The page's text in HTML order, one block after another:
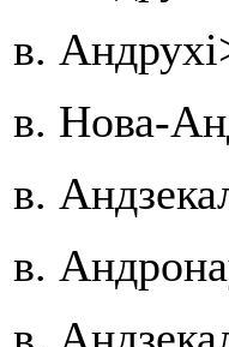
в.
в. Нова-
в.
в.